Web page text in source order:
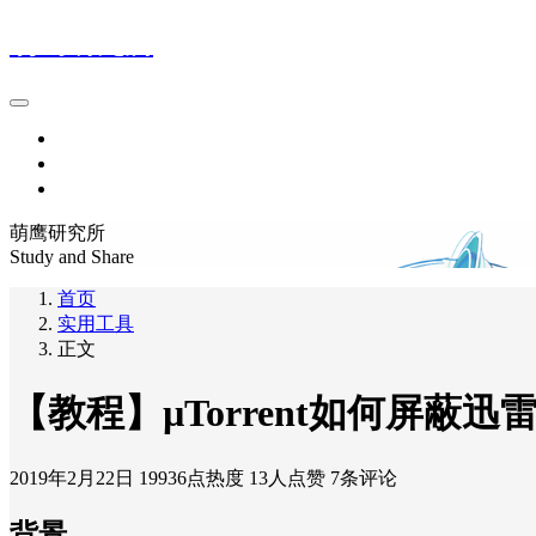
萌鹰研究所
Study and Share
首页
实用工具
正文
【教程】µTorrent如何屏蔽迅
2019年2月22日 19936点热度 13人点赞 7条评论